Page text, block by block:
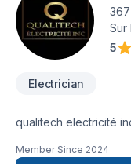
étages, le design de
Sur
5
Electrician
qualitech electricité
Member Since 2024